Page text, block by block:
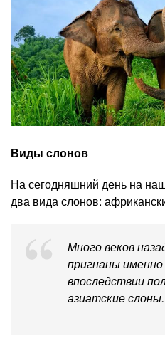
Виды слонов
На сегодняшний день на
два вида слонов:
Много веков
пригнаны
впоследствии
азиатские слоны.